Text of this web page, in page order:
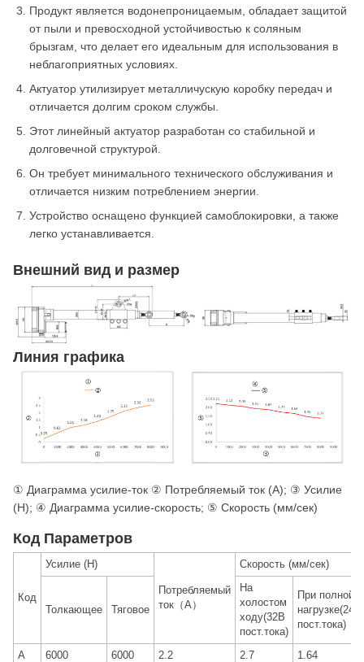
Продукт является водонепроницаемым, обладает защитой
от пыли и превосходной устойчивостью к соляным
брызгам, что делает его идеальным для использования в
неблагоприятных условиях.
Актуатор утилизирует металличускую коробку передач и
отличается долгим сроком службы.
Этот линейный актуатор разработан со стабильной и
долговечной структурой.
Он требует минимального технического обслуживания и
отличается низким потреблением энергии.
Устройство оснащено функцией самоблокировки, а также
легко устанавливается.
Внешний вид и размер
Линия графика
① Диаграмма усилие-ток ② Потребляемый ток (A); ③ Усилие
(Н); ④ Диаграмма усилие-скорость; ⑤ Скорость (мм/сек)
Код Параметров
Код
Усилие (Н)
Потребляемый
ток（A）
Скорость (мм/сек)
Толкающее Тяговое
На
холостом
ходу(32В
пост.тока)
При полной
нагрузке(24В
пост.тока)
A 6000 6000 2.2 2.7
1.64